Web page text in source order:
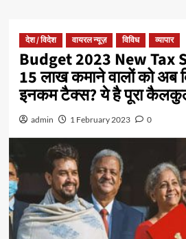
देश / विदेश वायरल न्यूज़ विविध व्यापार
Budget 2023 New Tax
15 लाख कमाने वालों को अब
इनकम टैक्स? ये है पूरा
admin 1 February 2023 0